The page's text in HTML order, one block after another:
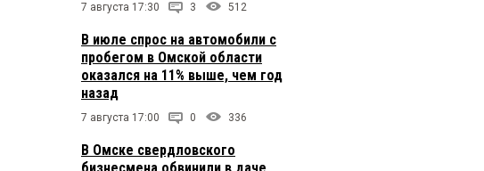
7 августа 17:30 3 512
В июле спрос на автомобили с
пробегом в Омской области
оказался на 11% выше, чем год
назад
7 августа 17:00 0 336
В Омске свердловского